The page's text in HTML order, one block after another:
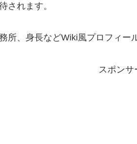
されます。
所、身長などWiki風プロフィー
スポンサ